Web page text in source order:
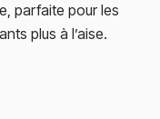
parfaite pour les
plus à l’aise.